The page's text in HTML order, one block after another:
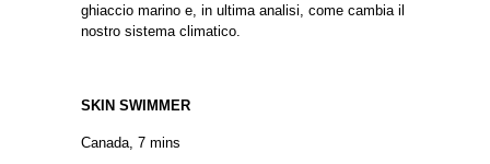
ghiaccio marino e, in ultima analisi, come cambia il
nostro sistema climatico.
SKIN SWIMMER
Canada, 7 mins